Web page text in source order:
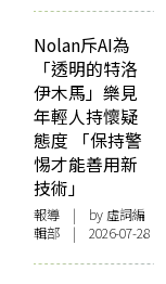
Nolan斥AI為
「透明的特洛
伊木馬」樂見
年輕人持懷疑
態度 「保持警
惕才能善用新
技術」
報導 | by 虛詞編
輯部 | 2026-07-28